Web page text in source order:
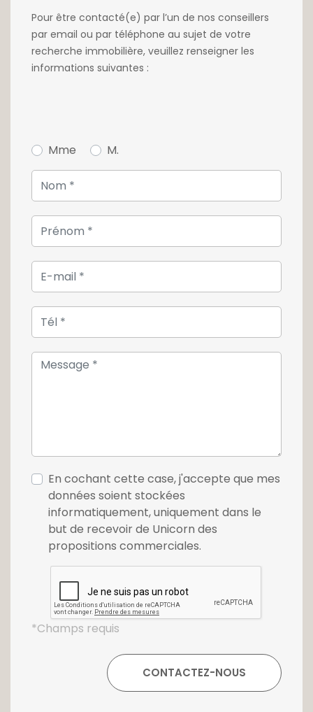
Pour être contacté(e) par l’un de nos conseillers
par email ou par téléphone au sujet de votre
recherche immobilière, veuillez renseigner les
informations suivantes :
Mme M.
En cochant cette case, j'accepte que mes
données soient stockées
informatiquement, uniquement dans le
but de recevoir de Unicorn des
propositions commerciales.
*Champs requis